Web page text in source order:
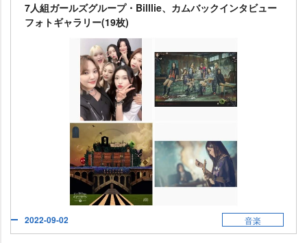
7人組ガールズグループ・Billlie、カムバックインタビュー
フォトギャラリー(19枚)
2022-09-02 音楽